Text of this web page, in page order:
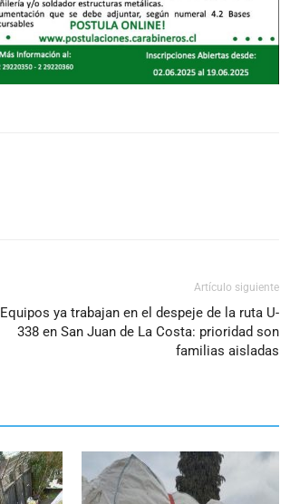
Artículo siguiente
Equipos ya trabajan en el despeje de la ruta U-
338 en San Juan de La Costa: prioridad son
familias aisladas